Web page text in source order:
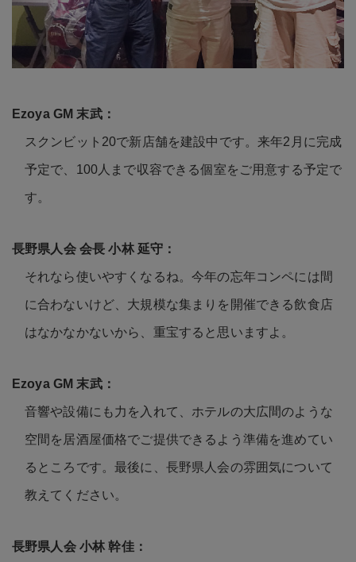
スクンビット20で新店舗を建設中です。来年2月に完成
予定で、100人まで収容できる個室をご用意する予定で
す。
それなら使いやすくなるね。今年の忘年コンペには間
に合わないけど、大規模な集まりを開催できる飲食店
はなかなかないから、重宝すると思いますよ。
音響や設備にも力を入れて、ホテルの大広間のような
空間を居酒屋価格でご提供できるよう準備を進めてい
るところです。最後に、長野県人会の雰囲気について
教えてください。